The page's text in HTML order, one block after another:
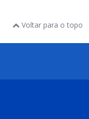
Voltar para o topo